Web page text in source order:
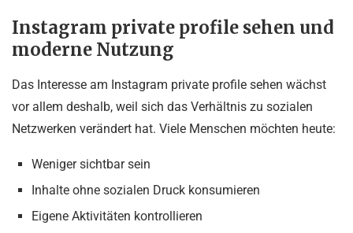
Instagram private profile sehen und
moderne Nutzung
Das Interesse am Instagram private profile sehen wächst
vor allem deshalb, weil sich das Verhältnis zu sozialen
Netzwerken verändert hat. Viele Menschen möchten heute:
Weniger sichtbar sein
Inhalte ohne sozialen Druck konsumieren
Eigene Aktivitäten kontrollieren